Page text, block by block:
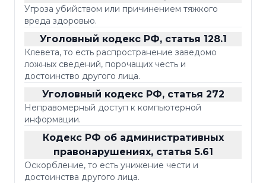
Угроза убийством или причинением тяжкого
вреда здоровью.
Уголовный кодекс РФ, статья 128.1
Клевета, то есть распространение заведомо
ложных сведений, порочащих честь и
достоинство другого лица.
Уголовный кодекс РФ, статья 272
Неправомерный доступ к компьютерной
информации.
Кодекс РФ об административных
правонарушениях, статья 5.61
Оскорбление, то есть унижение чести и
достоинства другого лица.